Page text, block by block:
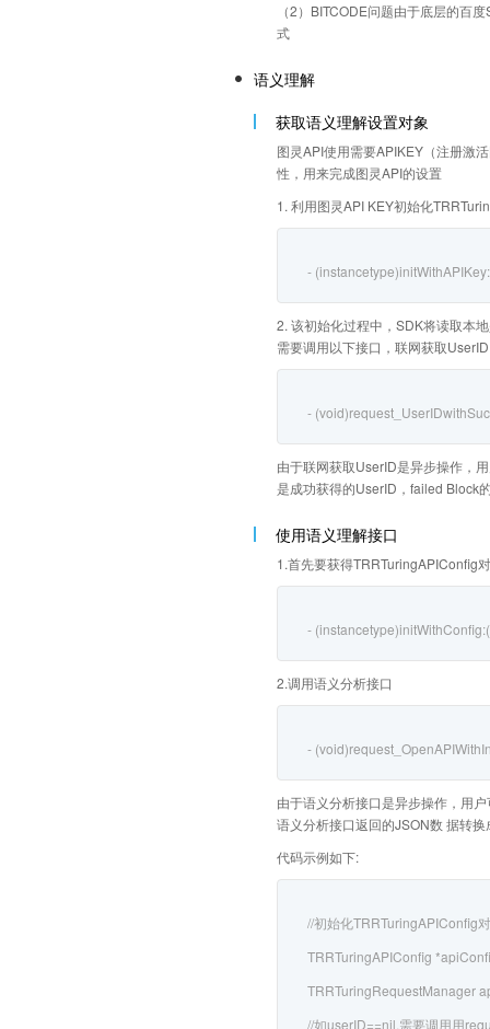
（2）BITCODE问题由于底层的百
式
语义理解
获取语义理解设置对象
图灵API使用需要APIKEY（注册激
性，用来完成图灵API的设置
1. 利用图灵API KEY初始化
-
2. 该初始化过程中，SDK将读取本
需要调用以下接口，联网获取UserID
-
由于联网获取UserID是异步操作，
是成功获得的UserID，failed Block
使用语义理解接口
1.首先要获得TRRTuringAPIConfig
-
2.调用语义分析接口
-
由于语义分析接口是异步操作，用
语义分析接口返回的JSON数 据转
代码示例如下:
//初始化TRRTuringAPIConfig
TRRTuringAPIConfig
TRRTuringRequestManager
//如userID==nil,需要调⽤用